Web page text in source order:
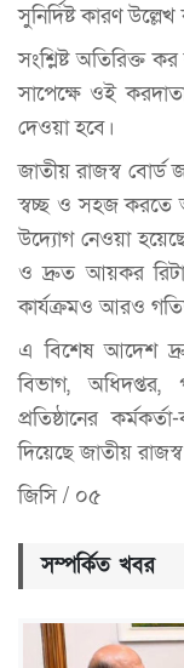
সুনির্দিষ্ট কারণ
সংশ্লিষ্ট অতিরিক্ত
সাপেক্ষে ওই
দেওয়া হবে।
জাতীয় রাজস্ব বোর্ড
স্বচ্ছ ও সহজ করতে
উদ্যোগ নেওয়া
ও দ্রুত আয়কর
কার্যক্রমও আরও
এ বিশেষ আদেশ দ্রুত
বিভাগ, অধিদপ্তর,
প্রতিষ্ঠানের
দিয়েছে জাতীয়
জিসি / ০৫
সম্পর্কিত খবর